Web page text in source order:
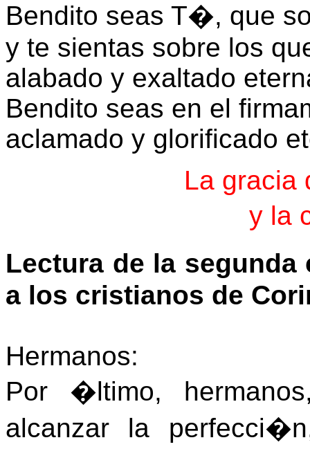
Bendito seas T�, que
y te sientas sobre los
alabado y exaltado
Bendito seas en el
aclamado y glorificado
La gracia
y la
Lectura de la
a los cristianos de
Hermanos:
Por �ltimo,
alcanzar la